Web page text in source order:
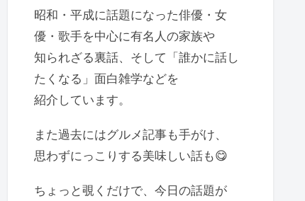
昭和・平成に話題になった俳優・女
優・歌手を中心に有名人の家族や
知られざる裏話、そして「誰かに話し
たくなる」面白雑学などを
紹介しています。
また過去にはグルメ記事も手がけ、
思わずにっこりする美味しい話も😋
ちょっと覗くだけで、今日の話題が